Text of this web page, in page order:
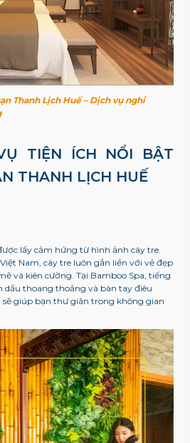
Thanh Lịch Huế – Dịch vụ nghỉ
TIỆN ÍCH NỔI BẬT
THANH LỊCH HUẾ
lấy cảm hứng từ hình ảnh cây tre.
Nam, cây tre luôn gắn liền với vẻ đẹp
và kiên cường. Tại Bamboo Spa, tiếng
thoang thoảng và bàn tay điêu
sẽ giúp bạn thư giãn trong không gian